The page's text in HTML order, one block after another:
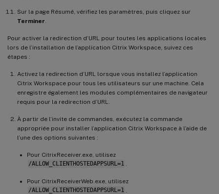
Sur la page Résumé, vérifiez les paramètres, puis cliquez sur
Terminer
Pour activer la redirection d’URL pour toutes les applications locales
lors de l’installation de l’application Citrix Workspace, suivez ces
étapes :
Activez la redirection d’URL lorsque vous installez l’application
Citrix Workspace pour tous les utilisateurs sur une machine. Cela
enregistre également les modules complémentaires de navigateur
requis pour la redirection d’URL.
À partir de l’invite de commandes, exécutez la commande
appropriée pour installer l’application Citrix Workspace à l’aide de
l’une des options suivantes :
Pour CitrixReceiver.exe, utilisez
/ALLOW_CLIENTHOSTEDAPPSURL=1
Pour CitrixReceiverWeb.exe, utilisez
/ALLOW_CLIENTHOSTEDAPPSURL=1